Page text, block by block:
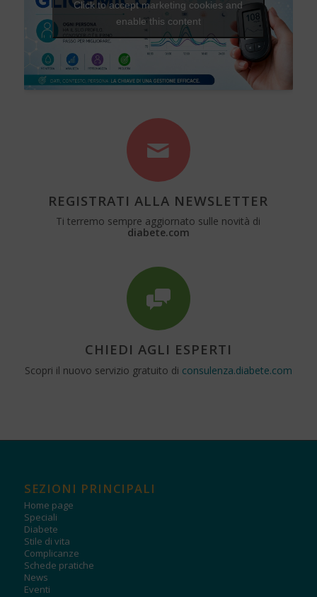
Click to accept marketing cookies and
enable this content
REGISTRATI ALLA NEWSLETTER
Ti terremo sempre aggiornato sulle novità di
diabete.com
CHIEDI AGLI ESPERTI
Scopri il nuovo servizio gratuito di consulenza.diabete.com
SEZIONI PRINCIPALI
Home page
Speciali
Diabete
Stile di vita
Complicanze
Schede pratiche
News
Eventi